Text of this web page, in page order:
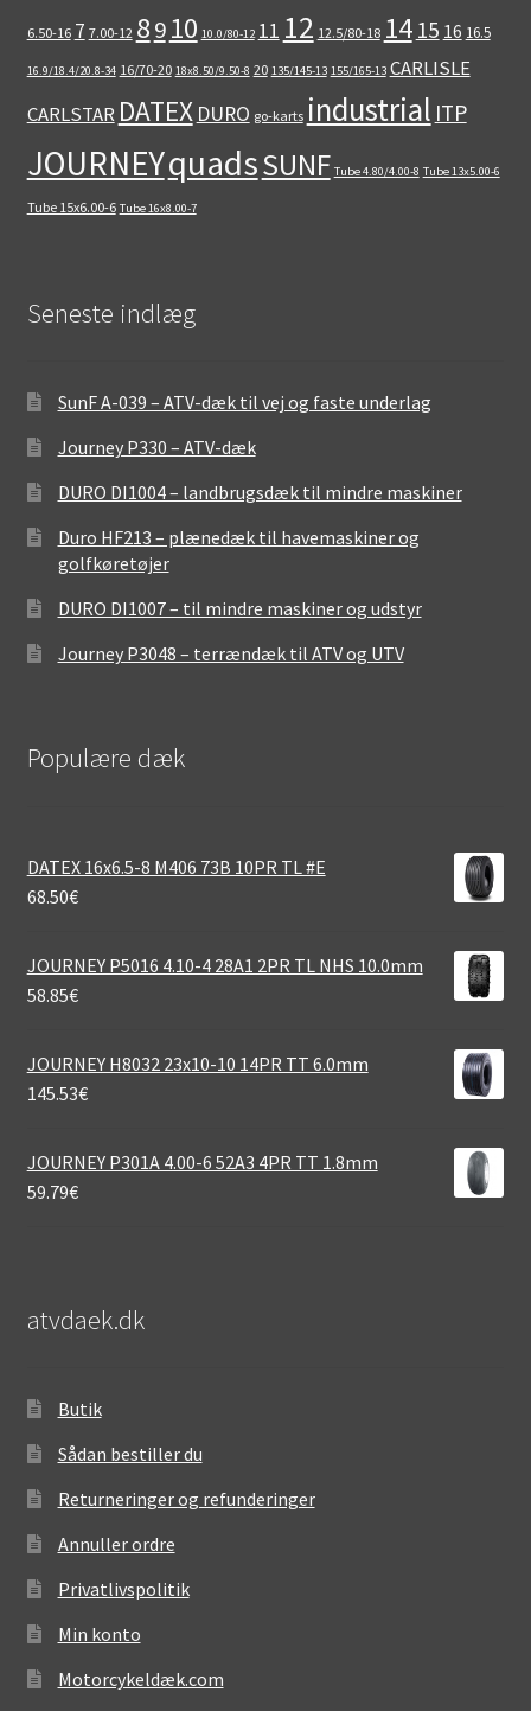
6.50-16 7 7.00-12 89 10 10.0/80-12 11 12 12.5/80-18 14 15 16 16.5
16.9/18.4/20.8-34 16/70-20 18x8.50/9.50-8 20 135/145-13 155/165-13 CARLISLE
CARLSTAR DATEX DURO go-karts industrial ITP
JOURNEYquadsSUNF Tube 4.80/4.00-8 Tube 13x5.00-6
Tube 15x6.00-6 Tube 16x8.00-7
Seneste indlæg
SunF A-039 – ATV-dæk til vej og faste underlag
Journey P330 – ATV-dæk
DURO DI1004 – landbrugsdæk til mindre maskiner
Duro HF213 – plænedæk til havemaskiner og
golfkøretøjer
DURO DI1007 – til mindre maskiner og udstyr
Journey P3048 – terrændæk til ATV og UTV
Populære dæk
DATEX 16x6.5-8 M406 73B 10PR TL #E
68.50€
JOURNEY P5016 4.10-4 28A1 2PR TL NHS 10.0mm
58.85€
JOURNEY H8032 23x10-10 14PR TT 6.0mm
145.53€
JOURNEY P301A 4.00-6 52A3 4PR TT 1.8mm
59.79€
atvdaek.dk
Butik
Sådan bestiller du
Returneringer og refunderinger
Annuller ordre
Privatlivspolitik
Min konto
Motorcykeldæk.com